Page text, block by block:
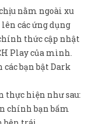
nằm ngoài xu
các ứng dụng
thức cập nhật
Play của mình.
bạn bật Dark
thực hiện như sau:
chính bạn bấm